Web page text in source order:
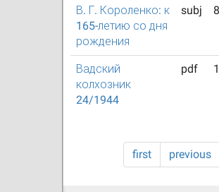
В. Г. Короленко: к
165-летию со дня
рождения
subj 8
Вадский
колхозник
24/1944
pdf
first previous